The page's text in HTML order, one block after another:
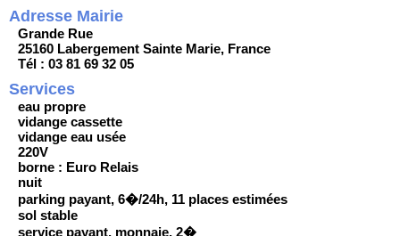
Adresse Mairie
Grande Rue
25160 Labergement Sainte Marie, France
Tél : 03 81 69 32 05
Services
eau propre
vidange cassette
vidange eau usée
220V
borne : Euro Relais
nuit
parking payant, 6�/24h, 11 places estimées
sol stable
service payant, monnaie, 2�